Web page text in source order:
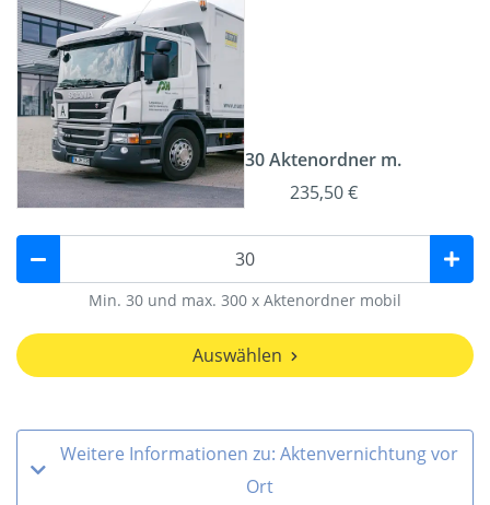
30 Aktenordner m.
235,50 €
Min. 30 und max. 300 x Aktenordner mobil
Auswählen
Weitere Informationen zu: Aktenvernichtung vor
Ort